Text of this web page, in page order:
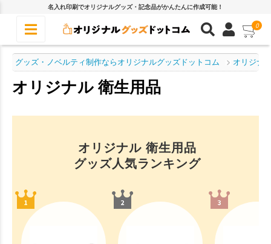
名入れ印刷でオリジナルグッズ・記念品がかんたんに作成可能！
0
グッズ・ノベルティ制作ならオリジナルグッズドットコム オリジナ
オリジナル 衛生用品
オリジナル 衛生用品
グッズ人気ランキング